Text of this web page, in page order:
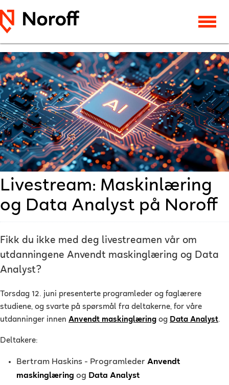
Livestream: Maskinlæring
og Data Analyst på Noroff
Fikk du ikke med deg livestreamen vår om
utdanningene Anvendt maskinglæring og Data
Analyst?
Torsdag 12. juni presenterte programleder og faglærere
studiene, og svarte på spørsmål fra deltakerne, for våre
utdanninger innen Anvendt maskinglæring og Data Analyst.
Deltakere:
Bertram Haskins - Programleder Anvendt
maskinglæring og Data Analyst